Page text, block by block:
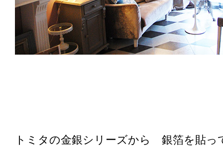
トミタの金銀シリーズから 銀箔を貼っ